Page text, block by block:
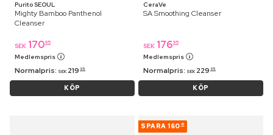
Purito SEOUL
Mighty Bamboo Panthenol
Cleanser
SEK 17095
Medlemspris
Normalpris: SEK 219 95
KÖP
CeraVe
SA Smoothing Cleanser
SEK 17695
Medlemspris
Normalpris: SEK 229 95
KÖP
SPARA 160 41